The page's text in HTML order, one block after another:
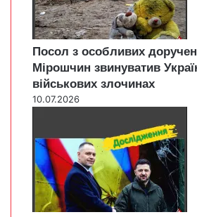
Посол з особливих
Мірошчин звинуватив
військових злочинах
10.07.2026